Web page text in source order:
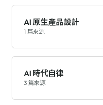
AI 原生產品設計
1 篇來源
AI 時代自律
3 篇來源